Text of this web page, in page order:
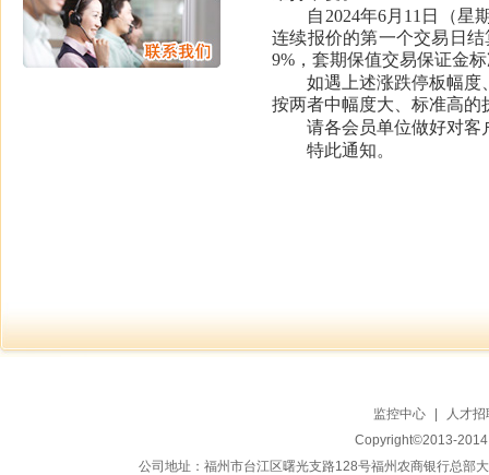
自2024年6月11日（星
连续报价的第一个交易日
9%，套期保值交易保证金
如遇上述涨跌停板幅度
按两者中幅度大、标准高的
请各会员单位做好对客
特此通知。
监控中心 |
人才招
Copyright©2013-
公司地址：福州市台江区曙光支路128号福州农商银行总